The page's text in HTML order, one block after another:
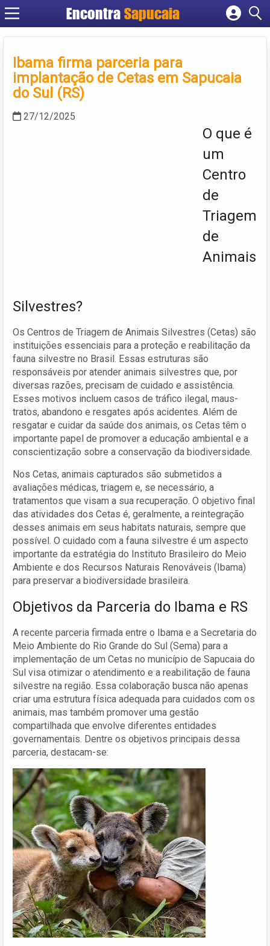
Encontra
Cadastrar empresa
Criar conta
Ibama firma parceria para
implantação de Cetas em Sapucaia
do Sul (RS)
27/12/2025
O que é
um
Centro
de
Triagem
de
Animais
Silvestres?
Os Centros de Triagem de Animais Silvestres (Cetas) são
instituições essenciais para a proteção e reabilitação da
fauna silvestre no Brasil. Essas estruturas são
responsáveis por atender animais silvestres que, por
diversas razões, precisam de cuidado e assistência.
Esses motivos incluem casos de tráfico ilegal, maus-
tratos, abandono e resgates após acidentes. Além de
resgatar e cuidar da saúde dos animais, os Cetas têm o
importante papel de promover a educação ambiental e a
conscientização sobre a conservação da biodiversidade.
Nos Cetas, animais capturados são submetidos a
avaliações médicas, triagem e, se necessário, a
tratamentos que visam a sua recuperação. O objetivo final
das atividades dos Cetas é, geralmente, a reintegração
desses animais em seus habitats naturais, sempre que
possível. O cuidado com a fauna silvestre é um aspecto
importante da estratégia do Instituto Brasileiro do Meio
Ambiente e dos Recursos Naturais Renováveis (Ibama)
para preservar a biodiversidade brasileira.
Objetivos da Parceria do Ibama e RS
A recente parceria firmada entre o Ibama e a Secretaria do
Meio Ambiente do Rio Grande do Sul (Sema) para a
implementação de um Cetas no município de Sapucaia do
Sul visa otimizar o atendimento e a reabilitação de fauna
silvestre na região. Essa colaboração busca não apenas
criar uma estrutura física adequada para cuidados com os
animais, mas também promover uma gestão
compartilhada que envolve diferentes entidades
governamentais. Dentre os objetivos principais dessa
parceria, destacam-se: